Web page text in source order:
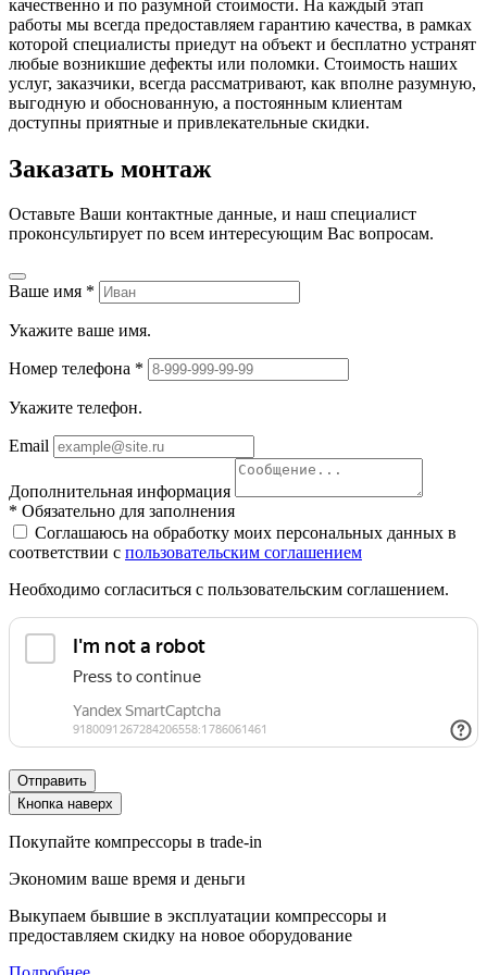
качественно и по разумной стоимости. На каждый этап
работы мы всегда предоставляем гарантию качества, в рамках
которой специалисты приедут на объект и бесплатно устранят
любые возникшие дефекты или поломки. Стоимость наших
услуг, заказчики, всегда рассматривают, как вполне разумную,
выгодную и обоснованную, а постоянным клиентам
доступны приятные и привлекательные скидки.
Заказать монтаж
Оставьте Ваши контактные данные, и наш специалист
проконсультирует по всем интересующим Вас вопросам.
Ваше имя *
Укажите ваше имя.
Номер телефона *
Укажите телефон.
Email
Дополнительная информация
* Обязательно для заполнения
Соглашаюсь на обработку моих персональных данных в
соответствии с пользовательским соглашением
Необходимо согласиться с пользовательским соглашением.
Отправить
Кнопка наверх
Покупайте компрессоры в trade-in
Экономим ваше время и деньги
Выкупаем бывшие в эксплуатации компрессоры и
предоставляем скидку на новое оборудование